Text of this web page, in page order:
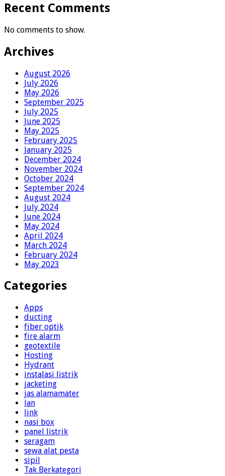
Recent Comments
No comments to show.
Archives
August 2026
July 2026
May 2026
September 2025
July 2025
June 2025
May 2025
February 2025
January 2025
December 2024
November 2024
October 2024
September 2024
August 2024
July 2024
June 2024
May 2024
April 2024
March 2024
February 2024
May 2023
Categories
Apps
ducting
fiber optik
fire alarm
geotextile
Hosting
Hydrant
instalasi listrik
jacketing
jas alamamater
lan
link
nasi box
panel listrik
seragam
sewa alat pesta
sipil
Tak Berkategori